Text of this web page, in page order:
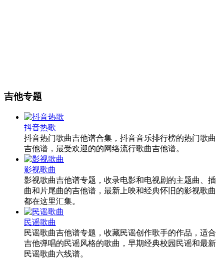
吉他专题
抖音热歌
抖音热门歌曲吉他谱合集，抖音音乐排行榜的热门歌曲
吉他谱，最受欢迎的的网络流行歌曲吉他谱。
影视歌曲
影视歌曲吉他谱专题，收录电影和电视剧的主题曲、插
曲和片尾曲的吉他谱，最新上映和经典怀旧的影视歌曲
都在这里汇集。
民谣歌曲
民谣歌曲吉他谱专题，收藏民谣创作歌手的作品，适合
吉他弹唱的民谣风格的歌曲，早期经典校园民谣和最新
民谣歌曲六线谱。